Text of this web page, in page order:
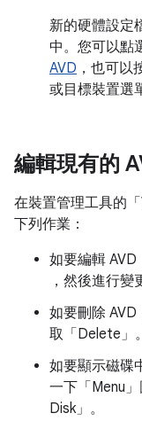
新的硬體設定
中。您可以點
AVD ，也可以
或目標裝置選
編輯現有的
在裝置管理工具的「
下列作業：
如要編輯 AVD
，然後進行變
如要刪除 AVD
取「Delete」 。
如要顯示磁碟
一下「Menu」
Disk」 。